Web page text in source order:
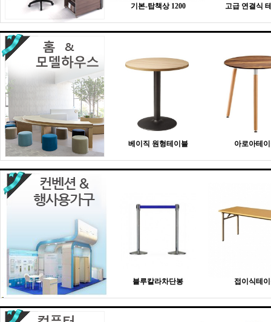
기본-탑책상 1200 고급 연결식
베이직 원형테이블 아로아테
블루칼라차단봉 접이식테